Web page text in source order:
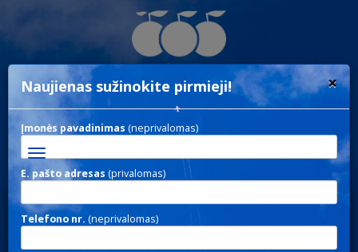
Toggle
navigation
NOTE 127 / UŽRAŠINĖS
×
Naujienas sužinokite pirmieji!
Įmonės pavadinimas (neprivalomas)
E. pašto adresas (privalomas)
Telefono nr. (neprivalomas)